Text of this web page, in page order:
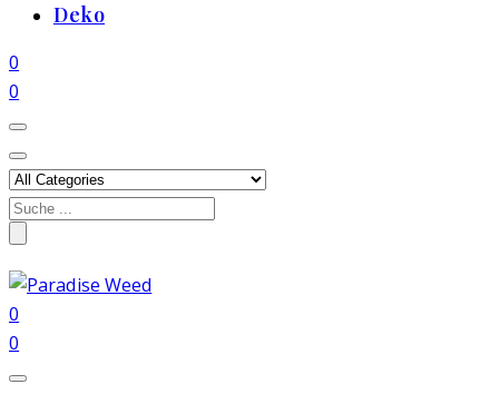
Deko
0
0
Search
0
0